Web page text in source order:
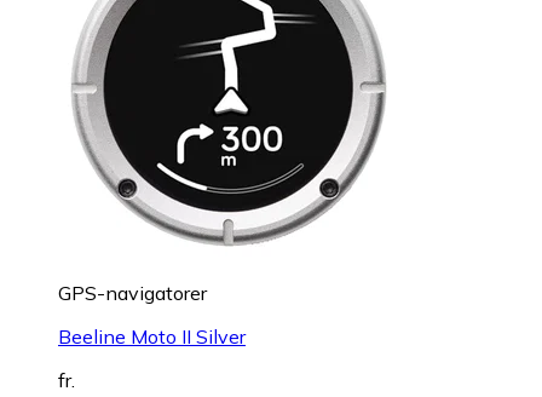
GPS-navigatorer
Beeline Moto II Silver
fr.